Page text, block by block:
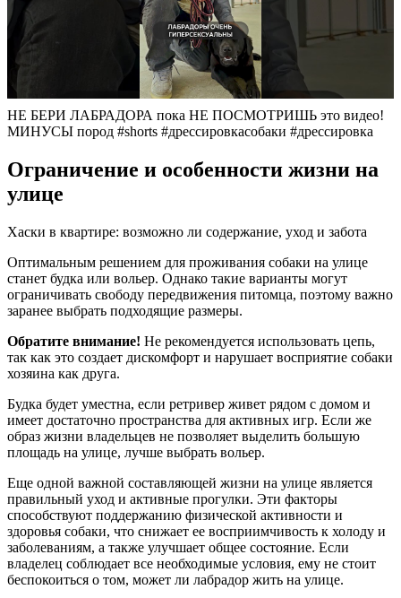
НЕ БЕРИ ЛАБРАДОРА пока НЕ ПОСМОТРИШЬ это видео!
МИНУСЫ пород #shorts #дрессировкасобаки #дрессировка
Ограничение и особенности жизни на
улице
Хаски в квартире: возможно ли содержание, уход и забота
Оптимальным решением для проживания собаки на улице
станет будка или вольер. Однако такие варианты могут
ограничивать свободу передвижения питомца, поэтому важно
заранее выбрать подходящие размеры.
Обратите внимание! Не рекомендуется использовать цепь,
так как это создает дискомфорт и нарушает восприятие собаки
хозяина как друга.
Будка будет уместна, если ретривер живет рядом с домом и
имеет достаточно пространства для активных игр. Если же
образ жизни владельцев не позволяет выделить большую
площадь на улице, лучше выбрать вольер.
Еще одной важной составляющей жизни на улице является
правильный уход и активные прогулки. Эти факторы
способствуют поддержанию физической активности и
здоровья собаки, что снижает ее восприимчивость к холоду и
заболеваниям, а также улучшает общее состояние. Если
владелец соблюдает все необходимые условия, ему не стоит
беспокоиться о том, может ли лабрадор жить на улице.